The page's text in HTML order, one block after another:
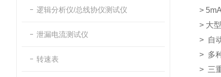
逻辑分析仪/总线协仪测试仪
泄漏电流测试仪
转速表
>­
> 大
> 自
> ­多
> ­三